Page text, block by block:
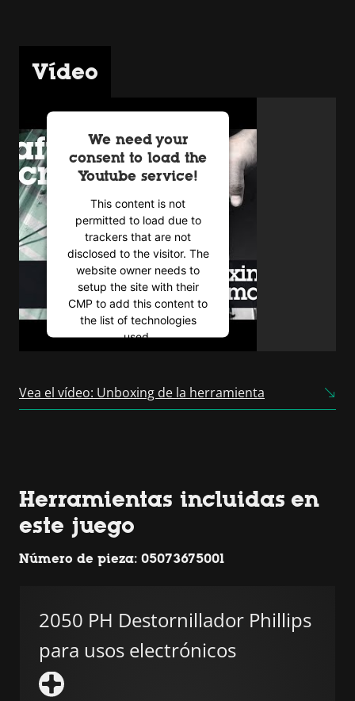
Vídeo
We need your
consent to load the
Youtube service!
This content is not
permitted to load due to
trackers that are not
disclosed to the visitor. The
website owner needs to
setup the site with their
CMP to add this content to
the list of technologies
used.
Consent Management
Platform
Vea el vídeo: Unboxing de la herramienta
Herramientas incluidas en
este juego
Número de pieza: 05073675001
2050 PH Destornillador Phillips
para usos electrónicos